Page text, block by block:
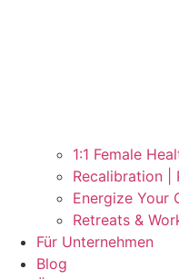
1:1 Female
Recalibration |
Energize Your
Retreats &
Für Unternehmen
Blog